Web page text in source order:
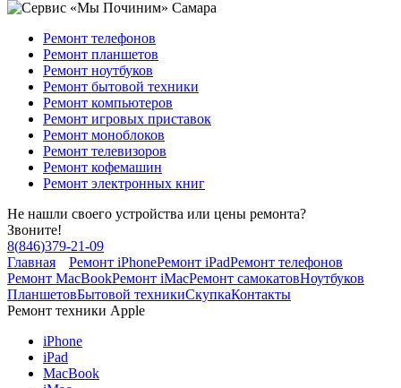
Ремонт телефонов
Ремонт планшетов
Ремонт ноутбуков
Ремонт бытовой техники
Ремонт компьютеров
Ремонт игровых приставок
Ремонт моноблоков
Ремонт телевизоров
Ремонт кофемашин
Ремонт электронных книг
Не нашли своего устройства или цены ремонта?
Звоните!
8(846)379-21-09
Главная
Ремонт iPhoneРемонт iPadРемонт телефонов
Ремонт MacBookРемонт iMacРемонт самокатовНоутбуков
ПланшетовБытовой техникиСкупкаКонтакты
Ремонт техники Apple
iPhone
iPad
MacBook